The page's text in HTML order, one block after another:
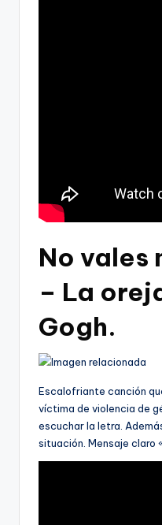
No vales
– La
Gogh.
Escalofriante canción
víctima de violencia de
escuchar la letra.
situación. Mensaje claro